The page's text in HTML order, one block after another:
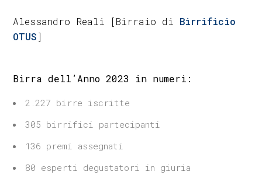
Alessandro Reali [Birraio di Birrificio
OTUS]
Birra dell’Anno 2023 in numeri:
2.227 birre iscritte
305 birrifici partecipanti
136 premi assegnati
80 esperti degustatori in giuria